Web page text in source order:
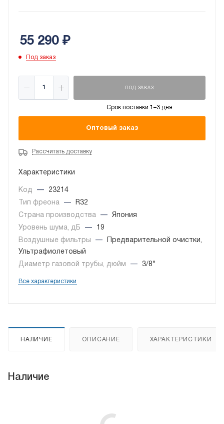
55 290₽
Под заказ
ПОД ЗАКАЗ
Срок поставки 1–3 дня
Оптовый заказ
Рассчитать доставку
Характеристики
Код —
23214
Тип фреона
—
R32
Страна производства
—
Япония
Уровень шума, дБ
—
19
Воздушные фильтры
—
Предварительной очистки,
Ультрафиолетовый
Диаметр газовой трубы, дюйм
— 3/8"
Все характеристики
НАЛИЧИЕ ОПИСАНИЕ ХАРАКТЕРИСТИКИ
Наличие